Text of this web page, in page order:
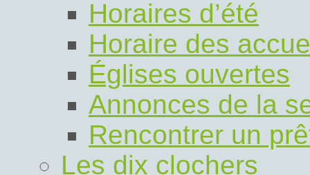
Horaires d’été
Horaire des
Églises ouvertes
Annonces de la
Rencontrer un
Les dix clochers